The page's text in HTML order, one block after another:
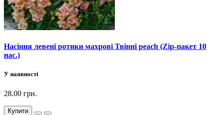
Насіння левені ротики махрові Твінні peach (Zip-пакет 10
нас.)
У наявності
28.00 грн.
Купити